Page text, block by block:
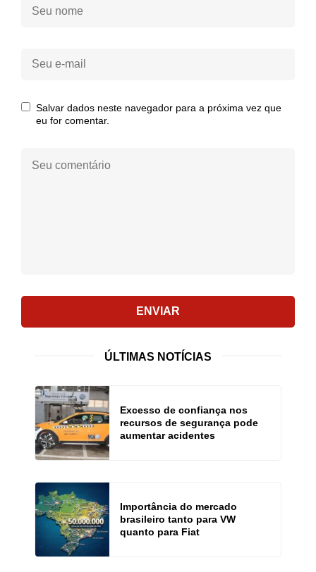
Seu
Seu
Salvar dados neste navegador para a próxima vez que
eu for comentar.
comentário:
ENVIAR
ÚLTIMAS NOTÍCIAS
Excesso de confiança nos
recursos de segurança pode
aumentar acidentes
Importância do mercado
brasileiro tanto para VW
quanto para Fiat